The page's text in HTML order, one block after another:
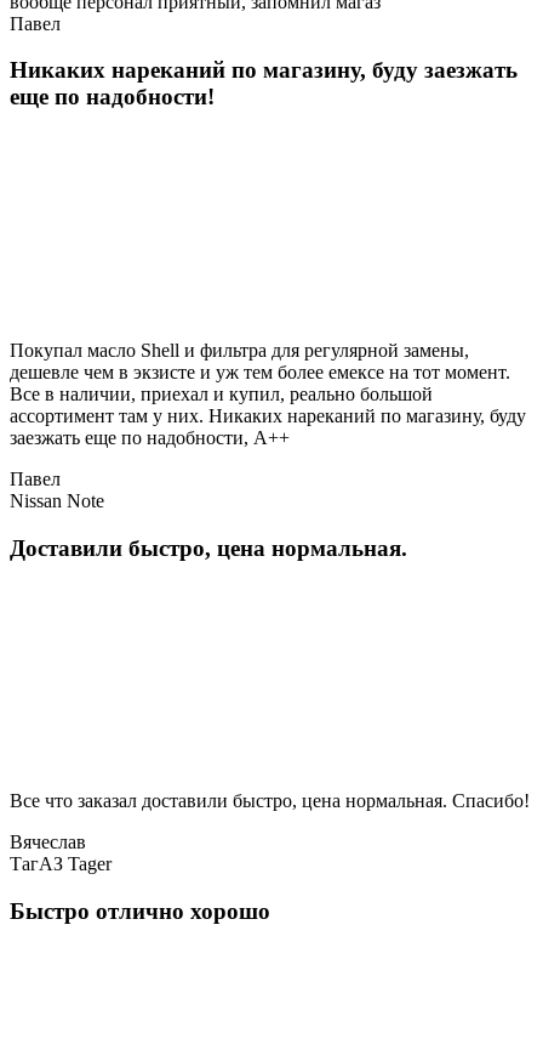
Павел
Никаких нареканий по магазину, буду заезжать
еще по надобности!
Покупал масло Shell и фильтра для регулярной замены,
дешевле чем в экзисте и уж тем более емексе на тот момент.
Все в наличии, приехал и купил, реально большой
ассортимент там у них. Никаких нареканий по магазину, буду
заезжать еще по надобности, A++
Павел
Nissan Note
Доставили быстро, цена нормальная.
Все что заказал доставили быстро, цена нормальная. Спасибо!
Вячеслав
ТагАЗ Tager
Быстро отлично хорошо